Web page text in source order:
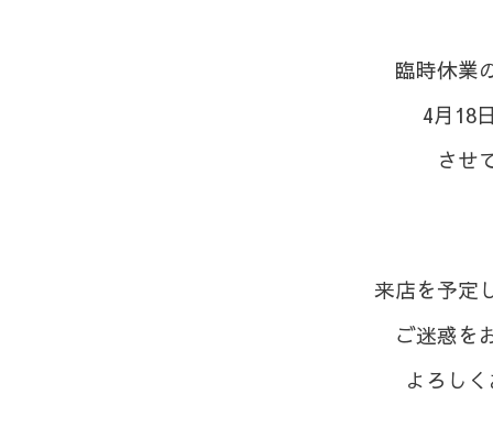
臨時休業
⁡4月18
させ
来店を予定
ご迷惑を
よろし